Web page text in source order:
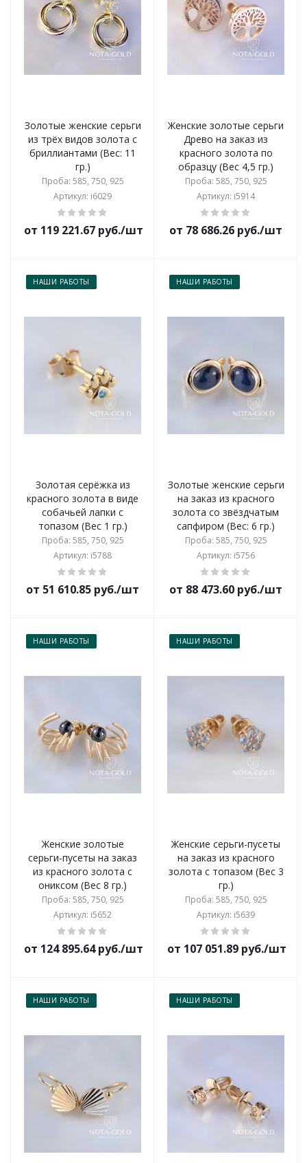
Золотые женские серьги
из трёх видов золота с
бриллиантами (Вес: 11
гр.)
Проба: 585, 750, 925
Артикул: i6029
от 119 221.67 руб./шт
Женские золотые серьги
Древо на заказ из
красного золота по
образцу (Вес 4,5 гр.)
Проба: 585, 750, 925
Артикул: i5914
от 78 686.26 руб./шт
НАШИ РАБОТЫ
Золотая серёжка из
красного золота в виде
собачьей лапки с
топазом (Вес 1 гр.)
Проба: 585, 750, 925
Артикул: i5788
от 51 610.85 руб./шт
НАШИ РАБОТЫ
Золотые женские серьги
на заказ из красного
золота со звёздчатым
сапфиром (Вес: 6 гр.)
Проба: 585, 750, 925
Артикул: i5756
от 88 473.60 руб./шт
НАШИ РАБОТЫ
Женские золотые
серьги-пусеты на заказ
из красного золота с
ониксом (Вес 8 гр.)
Проба: 585, 750, 925
Артикул: i5652
от 124 895.64 руб./шт
НАШИ РАБОТЫ
Женские серьги-пусеты
на заказ из красного
золота с топазом (Вес 3
гр.)
Проба: 585, 750, 925
Артикул: i5639
от 107 051.89 руб./шт
НАШИ РАБОТЫ НАШИ РАБОТЫ